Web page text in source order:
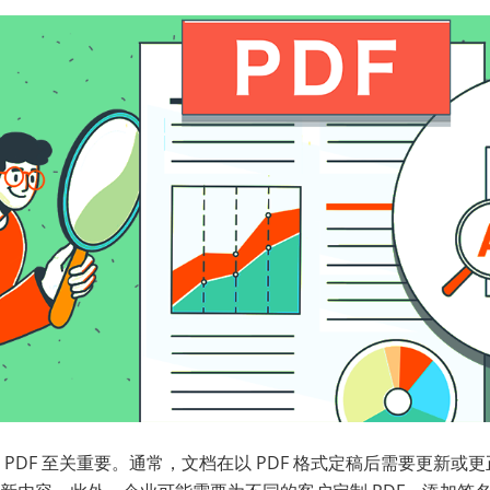
至关重要。通常，文档在以 PDF 格式定稿后需要更新或